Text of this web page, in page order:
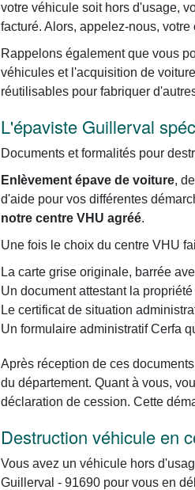
votre véhicule soit hors d'usage,
facturé. Alors, appelez-nous, votre
Rappelons également que vous
véhicules et l'acquisition de
réutilisables pour fabriquer
L'épaviste Guillerval
Documents et formalités pour
Enlèvement épave de voiture,
d'aide pour vos différentes
notre centre VHU agréé.
Une fois le choix du centre VHU
La carte grise originale, barrée
Un document attestant la
Le certificat de situation
Un formulaire administratif Cerfa
Après réception de ces
du département. Quant à vous,
déclaration de cession. Cette
Destruction véhicule en
Vous avez un véhicule hors
Guillerval - 91690 pour vous en